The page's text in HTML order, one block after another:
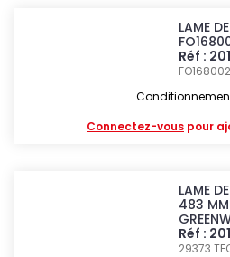
LAME
Réf :
Connectez-vous pour
LAME
483
Réf :
29373